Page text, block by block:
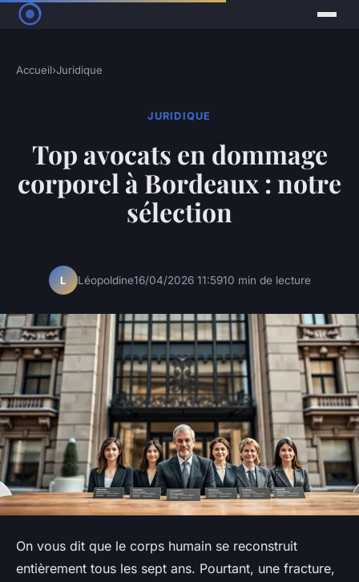
Accueil›Juridique
JURIDIQUE
Top avocats en dommage
corporel à Bordeaux : notre
sélection
L Léopoldine16/04/2026 11:5910 min de lecture
On vous dit que le corps humain se reconstruit
entièrement tous les sept ans. Pourtant, une fracture,